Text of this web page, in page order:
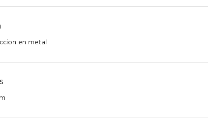
en metal